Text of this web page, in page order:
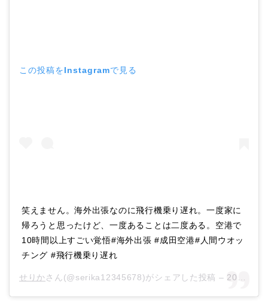
この投稿をInstagramで見る
笑えません。海外出張なのに飛行機乗り遅れ。一度家に
帰ろうと思ったけど、一度あることは二度ある。空港で
10時間以上すごい覚悟#海外出張 #成田空港#人間ウオッ
チング #飛行機乗り遅れ
せりかさん(@serika12345678)がシェアした投稿 – 2019年 7月月20日午後10時50分PDT